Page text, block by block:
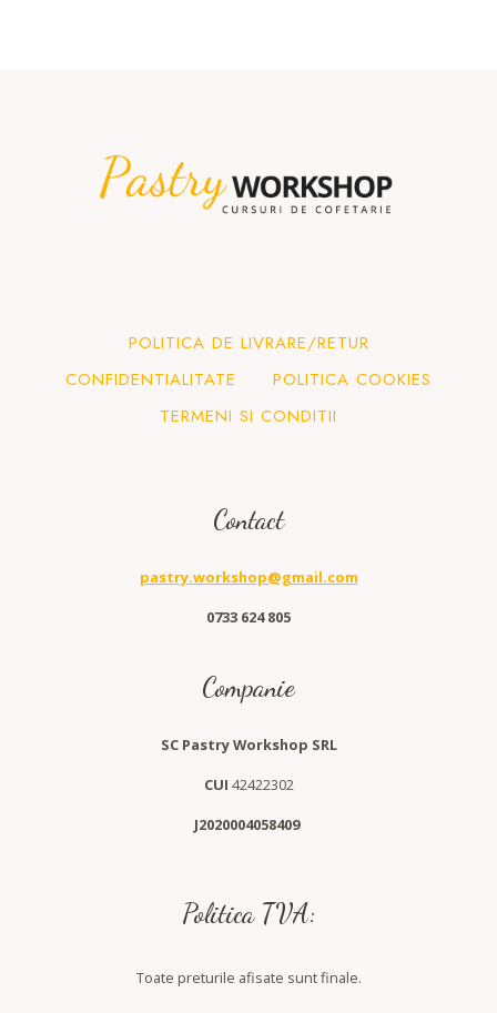
POLITICA DE LIVRARE/RETUR
CONFIDENTIALITATE
POLITICA COOKIES
TERMENI SI CONDITII
Contact
pastry.workshop@gmail.com
0733 624 805
Companie
SC Pastry Workshop SRL
CUI 42422302
J2020004058409
Politica TVA:
Toate preturile afisate sunt finale.